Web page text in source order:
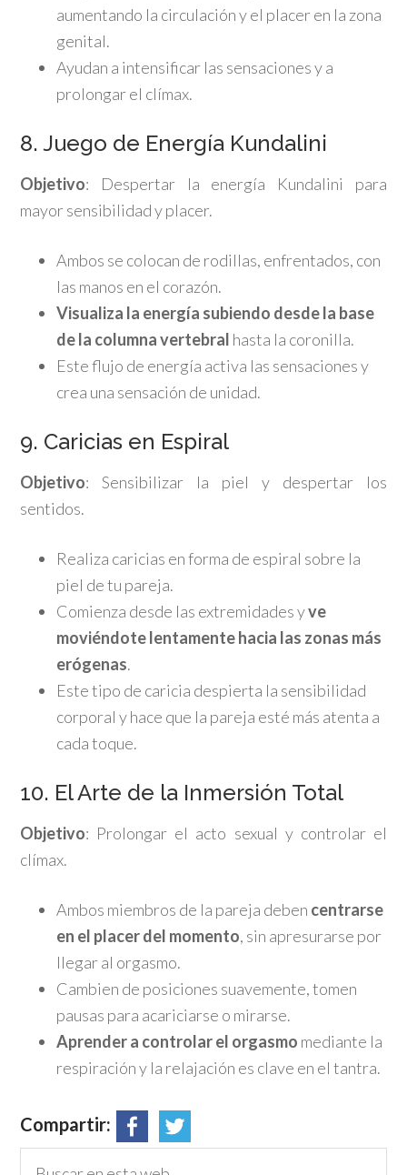
aumentando la circulación y el placer en la zona
genital.
Ayudan a intensificar las sensaciones y a
prolongar el clímax.
8. Juego de Energía Kundalini
Objetivo: Despertar la energía Kundalini para
mayor sensibilidad y placer.
Ambos se colocan de rodillas, enfrentados, con
las manos en el corazón.
Visualiza la energía subiendo desde la base
de la columna vertebral hasta la coronilla.
Este flujo de energía activa las sensaciones y
crea una sensación de unidad.
9. Caricias en Espiral
Objetivo: Sensibilizar la piel y despertar los
sentidos.
Realiza caricias en forma de espiral sobre la
piel de tu pareja.
Comienza desde las extremidades yve
moviéndote lentamente hacia las zonas más
erógenas.
Este tipo de caricia despierta la sensibilidad
corporal y hace que la pareja esté más atenta a
cada toque.
10. El Arte de la Inmersión Total
Objetivo: Prolongar el acto sexual y controlar el
clímax.
Ambos miembros de la pareja deben centrarse
en el placer del momento, sin apresurarse por
llegar al orgasmo.
Cambien de posiciones suavemente, tomen
pausas para acariciarse o mirarse.
Aprender a controlar el orgasmo mediante la
respiración y la relajación es clave en el tantra.
Compartir: